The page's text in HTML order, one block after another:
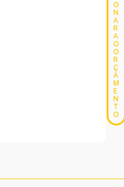
O
N
A
R
A
O
O
R
Ç
A
M
E
N
T
O